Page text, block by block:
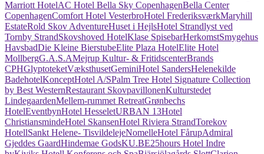
Marriott HotelAC Hotel Bella Sky CopenhagenBella Center
CopenhagenComfort Hotel VesterbroHotel FrederiksværkMaryhill
EstateRold Skov AdventureHuset i HejlsHotel Strandlyst ved
Tornby StrandSkovshoved HotelKlase SpisebarHerkomstSmygehus
HavsbadDie Kleine BierstubeElite Plaza HotelElite Hotel
MollbergG.A.S.AMejrup Kultur- & FritidscenterBrands
CPHGlyptoteketVæksthusetGeminiHotel SandersHelenekilde
BadehotelKonceptHotel A/SPalm Tree Hotel Signature Collection
by Best WesternRestaurant SkovpavillonenKulturstedet
LindegaardenMellem-rummet RetreatGrønbechs
HotelEventbynHotel HesseletURBAN 13Hotel
ChristiansmindeHotel SkansenHotel Riviera StrandTorekov
HotellSankt Helene- TisvildelejeNomelleHotel FårupAdmiral
Gjeddes GaardHindemae GodsKU.BE25hours Hotel Indre